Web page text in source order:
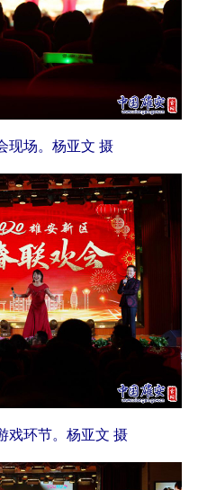
现场。杨亚文 摄
戏环节。杨亚文 摄